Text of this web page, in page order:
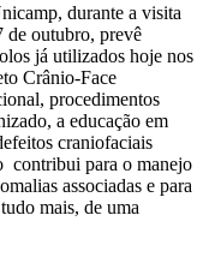
durante a visita
de outubro, prevê
já utilizados hoje nos
Crânio-Face
procedimentos
a educação em
craniofaciais
contribui para o manejo
associadas e para
mais, de uma